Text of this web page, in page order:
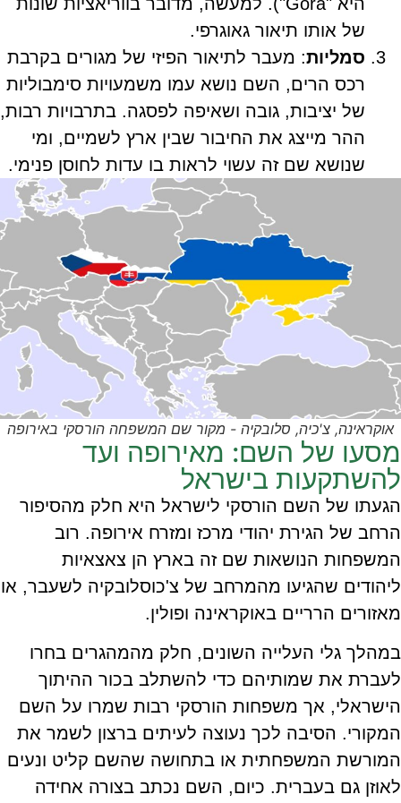
של אותו תיאור גאוגרפי.
סמליות: מעבר לתיאור הפיזי של מגורים בקרבת
רכס הרים, השם נושא עמו משמעויות סימבוליות
של יציבות, גובה ושאיפה לפסגה. בתרבויות רבות,
ההר מייצג את החיבור שבין ארץ לשמיים, ומי
שנושא שם זה עשוי לראות בו עדות לחוסן פנימי.
אוקראינה, צ'כיה, סלובקיה - מקור שם המשפחה הורסקי באירופה
מסעו של השם: מאירופה ועד
להשתקעות בישראל
הגעתו של השם הורסקי לישראל היא חלק מהסיפור
הרחב של הגירת יהודי מרכז ומזרח אירופה. רוב
המשפחות הנושאות שם זה בארץ הן צאצאיות
ליהודים שהגיעו מהמרחב של צ'כוסלובקיה לשעבר, או
מאזורים הרריים באוקראינה ופולין.
במהלך גלי העלייה השונים, חלק מהמהגרים בחרו
לעברת את שמותיהם כדי להשתלב בכור ההיתוך
הישראלי, אך משפחות הורסקי רבות שמרו על השם
המקורי. הסיבה לכך נעוצה לעיתים ברצון לשמר את
המורשת המשפחתית או בתחושה שהשם קליט ונעים
לאוזן גם בעברית. כיום, השם נכתב בצורה אחידה